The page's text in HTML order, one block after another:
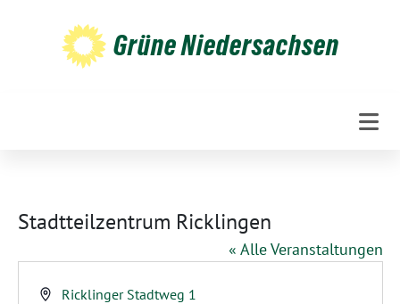
Grüne Niedersachsen
Stadtteilzentrum Ricklingen
« Alle Veranstaltungen
AdresseRicklinger Stadtweg 1